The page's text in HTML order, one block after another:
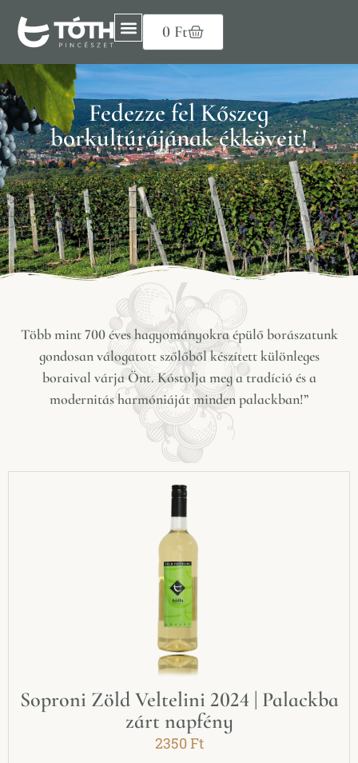
0 Ft
Fedezze fel Kőszeg
borkultúrájának ékköveit!
Több mint 700 éves hagyományokra épülő borászatunk
gondosan válogatott szőlőből készített különleges
boraival várja Önt.Kóstolja meg a tradíció és a
modernitás harmóniáját minden palackban!”
Soproni Zöld Veltelini 2024 | Palackba
zárt napfény
2350Ft